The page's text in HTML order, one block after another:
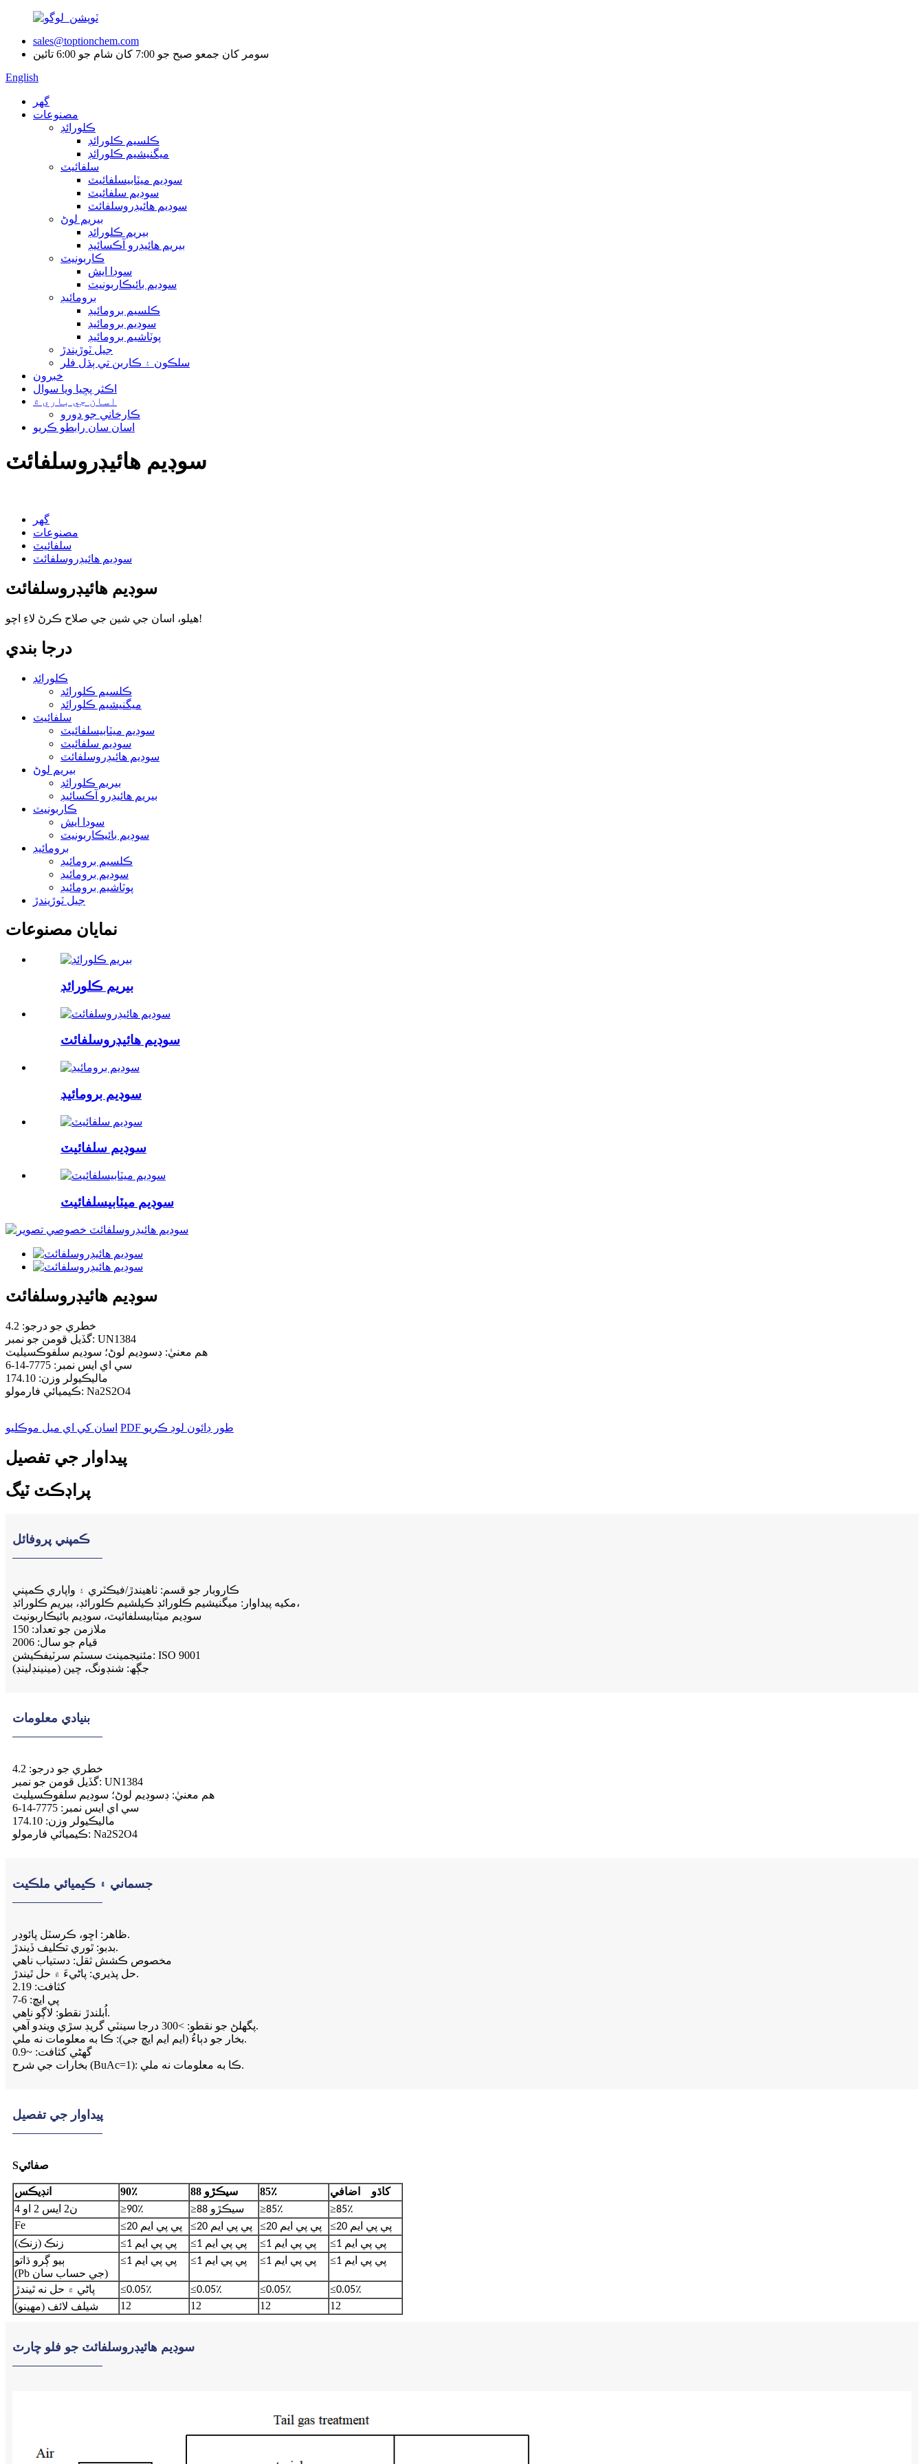
sales@toptionchem.com
سومر کان جمعو صبح جو 7:00 کان شام جو 6:00 تائين
English
گھر
مصنوعات
ڪلورائڊ
ڪلسيم ڪلورائڊ
ميگنيشيم ڪلورائڊ
سلفائيٽ
سوڊيم ميٽابيسلفائيٽ
سوڊيم سلفائيٽ
سوڊيم هائيڊروسلفائٽ
بيريم لوڻ
بيريم ڪلورائڊ
بيريم هائيڊرو آڪسائيڊ
ڪاربونيٽ
سوڊا ايش
سوڊيم بائيڪاربونيٽ
برومائيڊ
ڪلسيم برومائيڊ
سوڊيم برومائيڊ
پوٽاشيم برومائيڊ
جيل ٽوڙيندڙ
سلڪون ۽ ڪاربن تي ٻڌل فلر
خبرون
اڪثر پڇيا ويا سوال
اسان جي باري ۾
ڪارخاني جو دورو
اسان سان رابطو ڪريو
سوڊيم هائيڊروسلفائٽ
گھر
مصنوعات
سلفائيٽ
سوڊيم هائيڊروسلفائٽ
سوڊيم هائيڊروسلفائٽ
هيلو، اسان جي شين جي صلاح ڪرڻ لاءِ اچو!
درجا بندي
ڪلورائڊ
ڪلسيم ڪلورائڊ
ميگنيشيم ڪلورائڊ
سلفائيٽ
سوڊيم ميٽابيسلفائيٽ
سوڊيم سلفائيٽ
سوڊيم هائيڊروسلفائٽ
بيريم لوڻ
بيريم ڪلورائڊ
بيريم هائيڊرو آڪسائيڊ
ڪاربونيٽ
سوڊا ايش
سوڊيم بائيڪاربونيٽ
برومائيڊ
ڪلسيم برومائيڊ
سوڊيم برومائيڊ
پوٽاشيم برومائيڊ
جيل ٽوڙيندڙ
نمايان مصنوعات
بيريم ڪلورائڊ
سوڊيم هائيڊروسلفائٽ
سوڊيم برومائيڊ
سوڊيم سلفائيٽ
سوڊيم ميٽابيسلفائيٽ
سوڊيم هائيڊروسلفائٽ
خطري جو درجو: 4.2
گڏيل قومن جو نمبر: UN1384
هم معنيٰ: ڊسوڊيم لوڻ؛ سوڊيم سلفوڪسيليٽ
سي اي ايس نمبر: 7775-14-6
ماليڪيولر وزن: 174.10
ڪيميائي فارمولو: Na2S2O4
اسان کي اي ميل موڪليو PDF طور ڊائون لوڊ ڪريو
پيداوار جي تفصيل
پراڊڪٽ ٽيگ
ڪمپني پروفائل
ڪاروبار جو قسم: ٺاهيندڙ/فيڪٽري ۽ واپاري ڪمپني
مکيه پيداوار: ميگنيشيم ڪلورائڊ ڪيلشيم ڪلورائڊ، بيريم ڪلورائڊ،
سوڊيم ميٽابيسلفائيٽ، سوڊيم بائيڪاربونيٽ
ملازمن جو تعداد: 150
قيام جو سال: 2006
مئنيجمينٽ سسٽم سرٽيفڪيشن: ISO 9001
جڳھ: شنڊونگ، چين (مينينڊلينڊ)
بنيادي معلومات
خطري جو درجو: 4.2
گڏيل قومن جو نمبر: UN1384
هم معنيٰ: ڊسوڊيم لوڻ؛ سوڊيم سلفوڪسيليٽ
سي اي ايس نمبر: 7775-14-6
ماليڪيولر وزن: 174.10
ڪيميائي فارمولو: Na2S2O4
جسماني ۽ ڪيميائي ملڪيت
ظاهر: اڇو، ڪرسٽل پائوڊر.
بدبو: ٿوري تڪليف ڏيندڙ.
مخصوص ڪشش ثقل: دستياب ناهي
حل پذيري: پاڻيءَ ۾ حل ٿيندڙ.
کثافت: 2.19
پي ايڇ: 6-7
اُبلندڙ نقطو: لاڳو ناهي.
پگھلڻ جو نقطو: >300 درجا سينٽي گريڊ سڙي ويندو آهي.
بخار جو دٻاءُ (ايم ايم ايڇ جي): ڪا به معلومات نه ملي.
گھڻي کثافت: ~0.9
بخارات جي شرح (BuAc=1): ڪا به معلومات نه ملي.
پيداوار جي تفصيل
Sصفائي
انڊيڪس 90٪ 88 سيڪڙو 85٪ کاڌو اضافي
ن2 ايس 2 او 4 ≥90٪ ≥ 88 سيڪڙو ≥85٪ ≥85٪
Fe ≤ 20 پي پي ايم ≤ 20 پي پي ايم ≤ 20 پي پي ايم ≤ 20 پي پي ايم
زنڪ (زنڪ) ≤ 1 پي پي ايم ≤ 1 پي پي ايم ≤ 1 پي پي ايم ≤ 1 پي پي ايم
ٻيو ڳرو ڌاتو
(Pb جي حساب سان)
≤ 1 پي پي ايم ≤ 1 پي پي ايم ≤ 1 پي پي ايم ≤ 1 پي پي ايم
پاڻي ۾ حل نه ٿيندڙ ≤0.05٪ ≤0.05٪ ≤0.05٪ ≤0.05٪
شيلف لائف (مهينو) 12 12 12 12
سوڊيم هائيڊروسلفائٽ جو فلو چارٽ